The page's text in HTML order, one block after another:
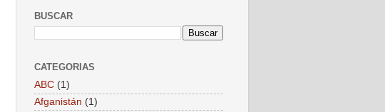
BUSCAR
CATEGORIAS
ABC (1)
Afganistán (1)